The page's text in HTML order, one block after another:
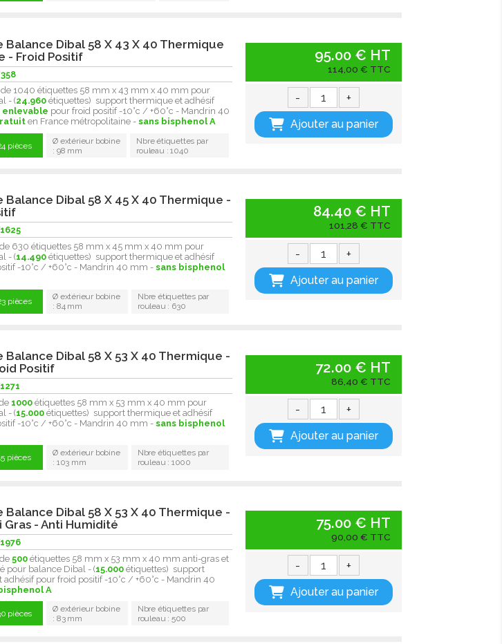
Dibal 58 X 43 X 40 Thermique
- Froid Positif
1040 étiquettes 58 mm x 43 mm x 40 mm pour
- (24.960 étiquettes) support thermique et adhésif
pour froid positif -10°c / +60°c - Mandrin 40
en France métropolitaine -sans bisphenol A
pièces
Ø extérieur bobine
: 98 mm
Nbre étiquettes par
rouleau : 1040
95.00 € HT
114,00 € TTC
- +
Ajouter au panier
Dibal 58 X 45 X 40 Thermique -
630 étiquettes 58 mm x 45 mm x 40 mm pour
- (14.490 étiquettes) support thermique et adhésif
-10°c / +60°c - Mandrin 40 mm -sans bisphenol
pièces
Ø extérieur bobine
: 84 mm
Nbre étiquettes par
rouleau : 630
84.40 € HT
101,28 € TTC
- +
Ajouter au panier
Dibal 58 X 53 X 40 Thermique -
Positif
1000 étiquettes 58 mm x 53 mm x 40 mm pour
- (15.000 étiquettes) support thermique et adhésif
-10°c / +60°c - Mandrin 40 mm -sans bisphenol
pièces
Ø extérieur bobine
: 103 mm
Nbre étiquettes par
rouleau : 1000
72.00 € HT
86,40 € TTC
- +
Ajouter au panier
Dibal 58 X 53 X 40 Thermique -
Gras - Anti Humidité
500 étiquettes 58 mm x 53 mm x 40 mm anti-gras et
pour balance Dibal - (15.000 étiquettes) support
adhésif pour froid positif -10°c / +60°c - Mandrin 40
A
pièces
Ø extérieur bobine
: 83 mm
Nbre étiquettes par
rouleau : 500
75.00 € HT
90,00 € TTC
- +
Ajouter au panier